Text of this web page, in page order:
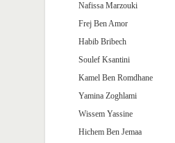
Nafissa Marzouki
Frej Ben Amor
Habib Bribech
Soulef Ksantini
Kamel Ben Romdhane
Yamina Zoghlami
Wissem Yassine
Hichem Ben Jemaa